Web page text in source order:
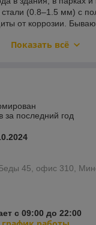
стали (0.8–1.5 мм) с
от коррозии.
к осадкам и
до 50 литров.
покрытию или
Показать всё
за последний год
45, офис 310,
с 09:00 до 22:00